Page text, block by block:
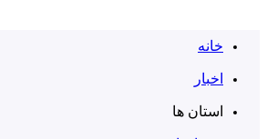
خانه
اخبار
استان ها